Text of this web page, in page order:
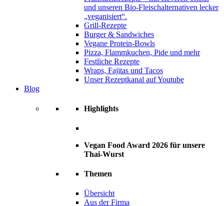
und unseren Bio-Fleischalternativen lecker
„veganisiert“.
Grill-Rezepte
Burger & Sandwiches
Vegane Protein-Bowls
Pizza, Flammkuchen, Pide und mehr
Festliche Rezepte
Wraps, Fajitas und Tacos
Unser Rezeptkanal auf Youtube
Blog
Highlights
Vegan Food Award 2026 für unsere
Thai-Wurst
Themen
Übersicht
Aus der Firma